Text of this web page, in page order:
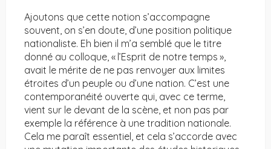
Ajoutons que cette notion s’accompagne
souvent, on s’en doute, d’une position politique
nationaliste. Eh bien il m’a semblé que le titre
donné au colloque, « l’Esprit de notre temps »,
avait le mérite de ne pas renvoyer aux limites
étroites d’un peuple ou d’une nation. C’est une
contemporanéité ouverte qui, avec ce terme,
vient sur le devant de la scène, et non pas par
exemple la référence à une tradition nationale.
Cela me paraît essentiel, et cela s’accorde avec